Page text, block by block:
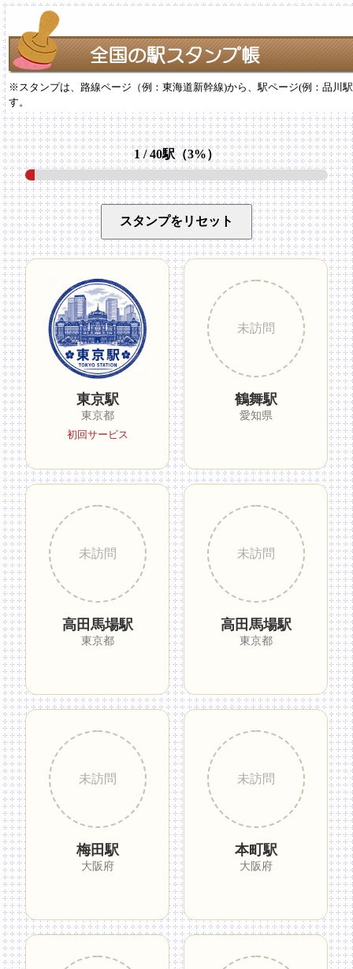
※スタンプは、路線ページ（例：東海道新幹線)から、駅ページ(例：品川
す。
1 / 40駅（3%）
スタンプをリセット
東京駅
東京都
初回サービス
鶴舞駅
愛知県
高田馬場駅
東京都
高田馬場駅
東京都
梅田駅
大阪府
本町駅
大阪府